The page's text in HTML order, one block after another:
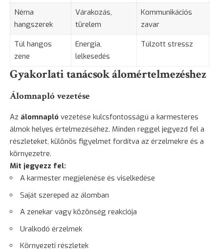
Néma
hangszerek
Várakozás,
türelem
Kommunikációs
zavar
Túl hangos
zene
Energia,
lelkesedés
Túlzott stressz
Gyakorlati tanácsok álomértelmezéshez
Álomnapló vezetése
Az álomnapló vezetése kulcsfontosságú a karmesteres
álmok helyes értelmezéséhez. Minden reggel jegyezd fel a
részleteket, különös figyelmet fordítva az érzelmekre és a
környezetre.
Mit jegyezz fel:
A karmester megjelenése és viselkedése
Saját szereped az álomban
A zenekar vagy közönség reakciója
Uralkodó érzelmek
Környezeti részletek